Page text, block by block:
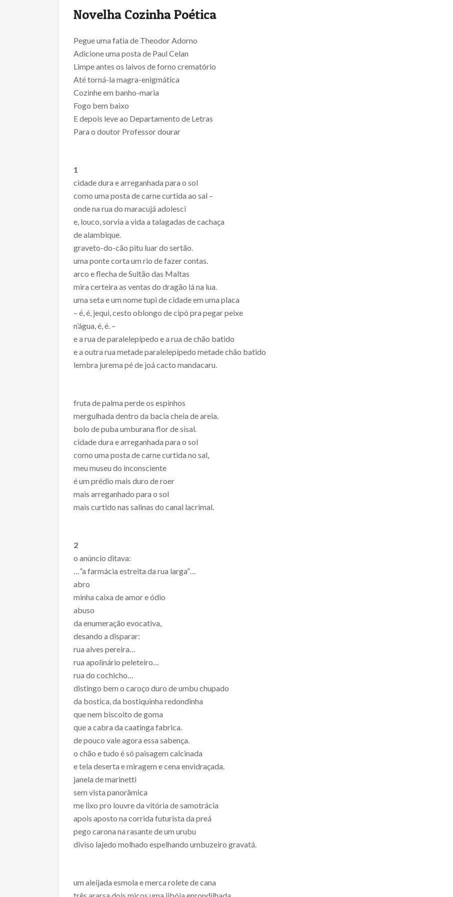
ac
e
b
o
o
k
itt
er
ai
l
h
ar
e
Novelha Cozinha Poética
Pegue uma fatia de Theodor Adorno
Adicione uma posta de Paul Celan
Limpe antes os laivos de forno crematório
Até torná-la magra-enigmática
Cozinhe em banho-maria
Fogo bem baixo
E depois leve ao Departamento de Letras
Para o doutor Professor dourar
1
cidade dura e arreganhada para o sol
como uma posta de carne curtida ao sal –
onde na rua do maracujá adolesci
e, louco, sorvia a vida a talagadas de cachaça
de alambique.
graveto-do-cão pitu luar do sertão.
uma ponte corta um rio de fazer contas.
arco e flecha de Sultão das Maltas
mira certeira as ventas do dragão lá na lua.
uma seta e um nome tupi de cidade em uma placa
– é, é, jequi, cesto oblongo de cipó pra pegar peixe
n’água, é, é. –
e a rua de paralelepípedo e a rua de chão batido
e a outra rua metade paralelepípedo metade chão batido
lembra jurema pé de joá cacto mandacaru.
fruta de palma perde os espinhos
mergulhada dentro da bacia cheia de areia.
bolo de puba umburana flor de sisal.
cidade dura e arreganhada para o sol
como uma posta de carne curtida no sal,
meu museu do inconsciente
é um prédio mais duro de roer
mais arreganhado para o sol
mais curtido nas salinas do canal lacrimal.
2
o anúncio ditava:
…”a farmácia estreita da rua larga”…
abro
minha caixa de amor e ódio
abuso
da enumeração evocativa,
desando a disparar:
rua alves pereira…
rua apolinário peleteiro…
rua do cochicho…
distingo bem o caroço duro de umbu chupado
da bostica, da bostiquinha redondinha
que nem biscoito de goma
que a cabra da caatinga fabrica.
de pouco vale agora essa sabença.
o chão e tudo é só paisagem calcinada
e tela deserta e miragem e cena envidraçada.
janela de marinetti
sem vista panorâmica
me lixo pro louvre da vitória de samotrácia
apois aposto na corrida futurista da preá
pego carona na rasante de um urubu
diviso lajedo molhado espelhando umbuzeiro gravatá.
um aleijada esmola e merca rolete de cana